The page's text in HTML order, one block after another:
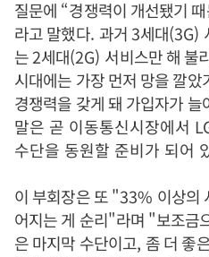
질문에 “경쟁력이 개선됐기
라고 말했다. 과거3세대(3G)
는2세대(2G) 서비스만 해 불
시대에는 가장 먼저 망을 깔
경쟁력을 갖게 돼 가입자가 늘
말은 곧 이동통신시장에서
수단을 동원할 준비가 되어
이 부회장은 또"33% 이상의
어지는 게 순리"라며 "보조금
은 마지막 수단이고, 좀 더 좋